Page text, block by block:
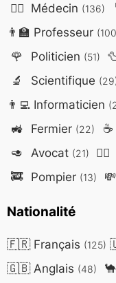
👨‍⚕️ Médecin (136)
👨‍🏫 Professeur
🌹 Politicien (51)
🔬 Scientifique
👨‍💻Informaticien
🚜 Fermier (22) ☕
🥑 Avocat (21) 👨‍⚖️
🚒 Pompier (13) 💸
Nationalité
🇫🇷Français (125)
🇬🇧Anglais (48) 🐪